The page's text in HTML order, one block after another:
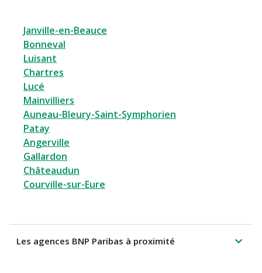
Janville-en-Beauce
Bonneval
Luisant
Chartres
Lucé
Mainvilliers
Auneau-Bleury-Saint-Symphorien
Patay
Angerville
Gallardon
Châteaudun
Courville-sur-Eure
Les agences BNP Paribas à proximité